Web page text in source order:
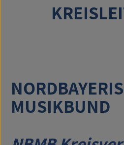
MUSIKBUND